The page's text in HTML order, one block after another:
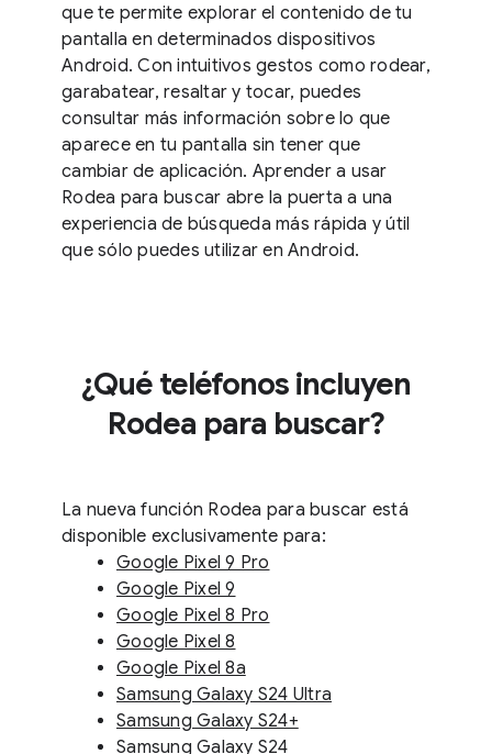
que te permite explorar el contenido de tu
pantalla en determinados dispositivos
Android. Con intuitivos gestos como rodear,
garabatear, resaltar y tocar, puedes
consultar más información sobre lo que
aparece en tu pantalla sin tener que
cambiar de aplicación. Aprender a usar
Rodea para buscar abre la puerta a una
experiencia de búsqueda más rápida y útil
que sólo puedes utilizar en Android.
¿Qué teléfonos incluyen
Rodea para buscar?
La nueva función Rodea para buscar está
disponible exclusivamente para:
Google Pixel 9 Pro
Google Pixel 9
Google Pixel 8 Pro
Google Pixel 8
Google Pixel 8a
Samsung Galaxy S24 Ultra
Samsung Galaxy S24+
Samsung Galaxy S24